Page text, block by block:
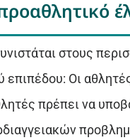
στους
επιπέδου: Οι
πρέπει να